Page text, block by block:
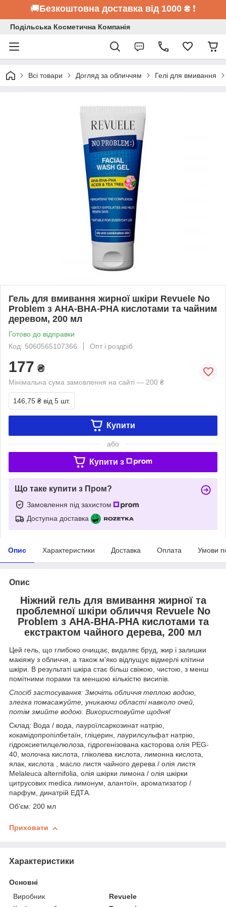
🚚Безкоштовна доставка від 1000 ₴ ❗
Подільська Косметична Компанія
Всі товари Догляд за обличчям Гелі для вмивання
Гель для вмивання жирної шкіри Revuele No
Problem з AHA-BHA-PHA кислотами та чайним
деревом, 200 мл
Готово до відправки
Код: 5060565107366
Опт і роздріб
177 ₴
Мінімальна сума замовлення на сайті — 200 ₴
146,75 ₴ від 5 шт.
Купити
або
Купити з
Що таке купити з Пром?
Замовлення під захистом
Доступна доставка
Опис Характеристики Доставка Оплата Умови
Опис
Ніжний гель для вмивання жирної та
проблемної шкіри обличчя Revuele No
Problem з AHA-BHA-PHA кислотами та
екстрактом чайного дерева, 200 мл
Цей гель, що глибоко очищає, видаляє бруд, жир і залишки
макіяжу з обличчя, а також м'яко відлущує відмерлі клітини
шкіри. В результаті шкіра стає більш свіжою, чистою, з менш
помітними порами та меншою кількістю висипів.
Спосіб застосування: Змочіть обличчя теплою водою,
злегка помасажуйте, уникаючи області навколо очей,
потім змийте водою. Використовуйте щодня!
Склад: Вода / вода, лауроїлсаркозинат натрію,
кокамідопропілбетаїн, гліцерин, лаурилсульфат натрію,
гідроксиетилцелюлоза, гідрогенізована касторова олія PEG-
40, молочна кислота, гліколева кислота, лимонна кислота,
ялак, кислота , масло листя чайного дерева / олія листя
Melaleuca alternifolia, олія шкірки лимона / олія шкірки
цитрусових medica лимонум, алантоїн, ароматизатор /
парфум, динатрій ЕДТА.
Об'єм: 200 мл
Приховати
Характеристики
Основні
Виробник
Revuele